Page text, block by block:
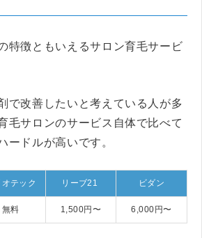
特徴ともいえるサロン育毛サービ
で改善したいと考えている人が多
毛サロンのサービス自体で比べて
ードルが高いです。
テック リーブ21 ビダン
無料 1,500円〜 6,000円〜